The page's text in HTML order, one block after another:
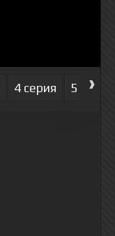
4 серия 5 серия
›